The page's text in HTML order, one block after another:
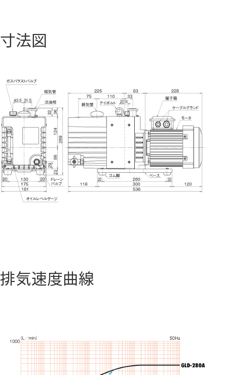
寸法図
排気速度曲線